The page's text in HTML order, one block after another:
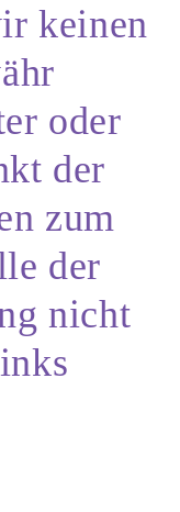
keinen
oder
der
zum
der
nicht